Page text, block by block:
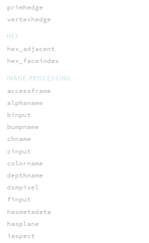
primhedge
vertexhedge
HEX
hex_adjacent
hex_faceindex
IMAGE PROCESSING
accessframe
alphaname
binput
bumpname
chname
cinput
colorname
depthname
dsmpixel
finput
hasmetadata
hasplane
iaspect